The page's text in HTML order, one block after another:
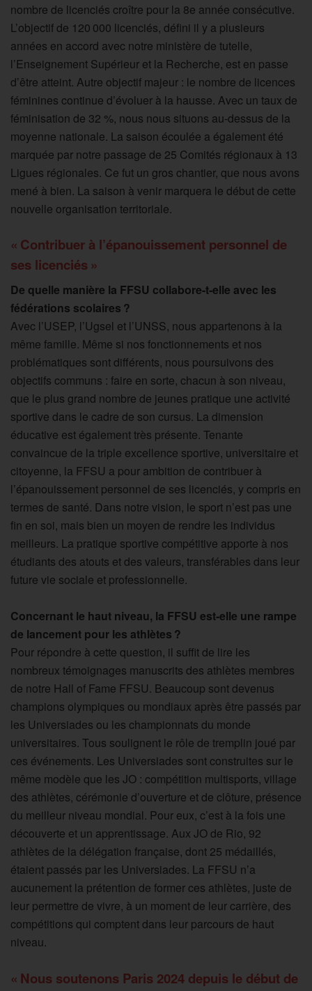
nombre de licenciés croître pour la 8e année consécutive.
L’objectif de 120 000 licenciés, défini il y a plusieurs
années en accord avec notre ministère de tutelle,
l’Enseignement Supérieur et la Recherche, est en passe
d’être atteint. Autre objectif majeur : le nombre de licences
féminines continue d’évoluer à la hausse. Avec un taux de
féminisation de 32 %, nous nous situons au-dessus de la
moyenne nationale. La saison écoulée a également été
marquée par notre passage de 25 Comités régionaux à 13
Ligues régionales. Ce fut un gros chantier, que nous avons
mené à bien. La saison à venir marquera le début de cette
nouvelle organisation territoriale.
« Contribuer à l’épanouissement personnel de
ses licenciés »
De quelle manière la FFSU collabore-t-elle avec les
fédérations scolaires ?
Avec l’USEP, l’Ugsel et l’UNSS, nous appartenons à la
même famille. Même si nos fonctionnements et nos
problématiques sont différents, nous poursuivons des
objectifs communs : faire en sorte, chacun à son niveau,
que le plus grand nombre de jeunes pratique une activité
sportive dans le cadre de son cursus. La dimension
éducative est également très présente. Tenante
convaincue de la triple excellence sportive, universitaire et
citoyenne, la FFSU a pour ambition de contribuer à
l’épanouissement personnel de ses licenciés, y compris en
termes de santé. Dans notre vision, le sport n’est pas une
fin en soi, mais bien un moyen de rendre les individus
meilleurs. La pratique sportive compétitive apporte à nos
étudiants des atouts et des valeurs, transférables dans leur
future vie sociale et professionnelle.
Concernant le haut niveau, la FFSU est-elle une rampe
de lancement pour les athlètes ?
Pour répondre à cette question, il suffit de lire les
nombreux témoignages manuscrits des athlètes membres
de notre Hall of Fame FFSU. Beaucoup sont devenus
champions olympiques ou mondiaux après être passés par
les Universiades ou les championnats du monde
universitaires. Tous soulignent le rôle de tremplin joué par
ces événements. Les Universiades sont construites sur le
même modèle que les JO : compétition multisports, village
des athlètes, cérémonie d’ouverture et de clôture, présence
du meilleur niveau mondial. Pour eux, c’est à la fois une
découverte et un apprentissage. Aux JO de Rio, 92
athlètes de la délégation française, dont 25 médaillés,
étaient passés par les Universiades. La FFSU n’a
aucunement la prétention de former ces athlètes, juste de
leur permettre de vivre, à un moment de leur carrière, des
compétitions qui comptent dans leur parcours de haut
niveau.
« Nous soutenons Paris 2024 depuis le début de